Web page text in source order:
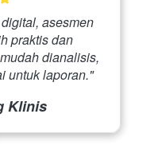
praktis dan
dianalisis,
untuk laporan."
Klinis